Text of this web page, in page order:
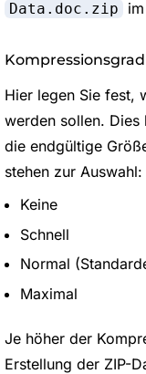
Data.doc.zip
Kompressionsgrad
Hier legen Sie fest,
werden sollen. Dies
die endgültige
stehen zur Auswahl:
Keine
Schnell
Normal
Maximal
Je höher der
Erstellung der ZIP-